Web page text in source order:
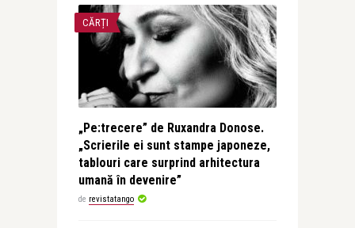
CĂRȚI
„Pe:trecere” de Ruxandra Donose.
„Scrierile ei sunt stampe japoneze,
tablouri care surprind arhitectura
umană în devenire”
de revistatango